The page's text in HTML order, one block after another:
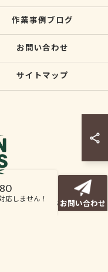
しません！ お問い合わせ
作業事例ブログ
お問い合わせ
サイトマップ
RIGHTS RESERVED.